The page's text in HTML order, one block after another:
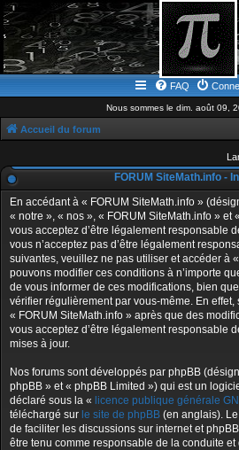
FAQ
Nous sommes le dim. août 09,
Accueil du forum
FORUM SiteMath.info -
En accédant à « FORUM SiteMath.info »
« notre », « nos », « FORUM SiteMath.info » et
vous acceptez d’être légalement responsable
vous n’acceptez pas d’être légalement
suivantes, veuillez ne pas utiliser et accéder à
pouvons modifier ces conditions à n’importe
de vous informer de ces modifications, bien
vérifier régulièrement par vous-même. En
« FORUM SiteMath.info » après que des
vous acceptez d’être légalement responsable
mises à jour.
Nos forums sont développés par phpBB
phpBB » et « phpBB Limited ») qui est un
déclaré sous la « licence publique générale
téléchargé sur le site de phpBB (en anglais).
de faciliter les discussions sur internet et
être tenu comme responsable de la conduite